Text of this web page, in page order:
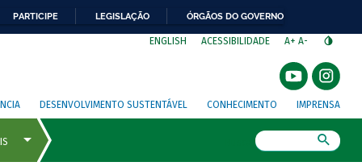
PARTICIPE LEGISLAÇÃO ÓRGÃOS DO GOVERNO
ENGLISH ACESSIBILIDADE A+ A-
DESENVOLVIMENTO SUSTENTÁVEL CONHECIMENTO IMPRENSA